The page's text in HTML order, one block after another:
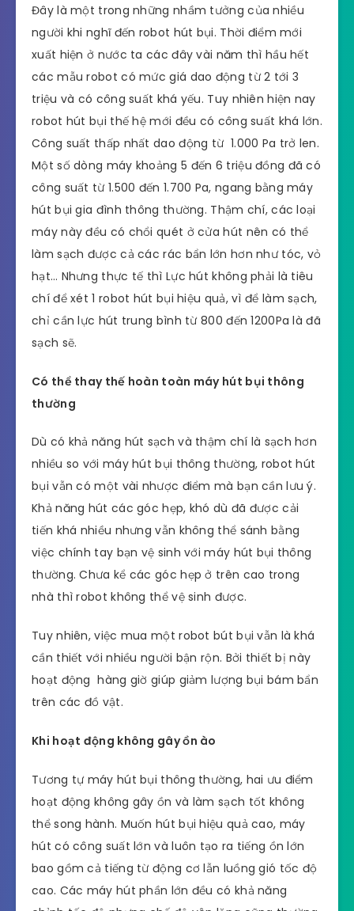
Đây là một trong những nhầm tưởng của nhiều
người khi nghĩ đến robot hút bụi. Thời điểm mới
xuất hiện ở nước ta các đây vài năm thì hầu hết
các mẫu robot có mức giá dao động từ 2 tới 3
triệu và có công suất khá yếu. Tuy nhiên hiện nay
robot hút bụi thế hệ mới đều có công suất khá lớn.
Công suất thấp nhất dao động từ 1.000 Pa trở len.
Một số dòng máy khoảng 5 đến 6 triệu đồng đã có
công suất từ 1.500 đến 1.700 Pa, ngang bằng máy
hút bụi gia đình thông thường. Thậm chí, các loại
máy này đều có chổi quét ở cửa hút nên có thể
làm sạch được cả các rác bẩn lớn hơn như tóc, vỏ
hạt… Nhưng thực tế thì Lực hút không phải là tiêu
chí để xét 1 robot hút bụi hiệu quả, vì để làm sạch,
chỉ cần lực hút trung bình từ 800 đến 1200Pa là đã
sạch sẽ.
Có thể thay thế hoàn toàn máy hút bụi thông
thường
Dù có khả năng hút sạch và thậm chí là sạch hơn
nhiều so với máy hút bụi thông thường, robot hút
bụi vẫn có một vài nhược điểm mà bạn cần lưu ý.
Khả năng hút các góc hẹp, khó dù đã được cải
tiến khá nhiều nhưng vẫn không thể sánh bằng
việc chính tay bạn vệ sinh với máy hút bụi thông
thường. Chưa kể các góc hẹp ở trên cao trong
nhà thì robot không thể vệ sinh được.
Tuy nhiên, việc mua một robot bút bụi vẫn là khá
cần thiết với nhiều người bận rộn. Bởi thiết bị này
hoạt động hàng giờ giúp giảm lượng bụi bám bẩn
trên các đồ vật.
Khi hoạt động không gây ồn ào
Tương tự máy hút bụi thông thường, hai ưu điểm
hoạt động không gây ồn và làm sạch tốt không
thể song hành. Muốn hút bụi hiệu quả cao, máy
hút có công suất lớn và luôn tạo ra tiếng ồn lớn
bao gồm cả tiếng từ động cơ lẫn luồng gió tốc độ
cao. Các máy hút phần lớn đều có khả năng